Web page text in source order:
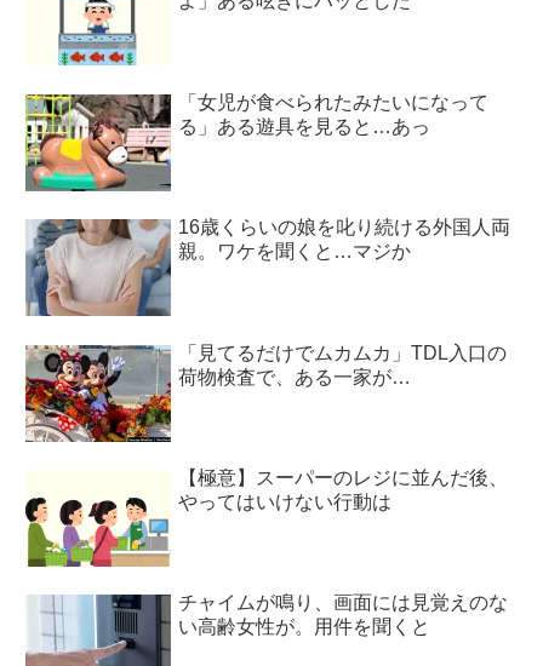
「女児が食べられたみたいになって
る」ある遊具を見ると…あっ
16歳くらいの娘を叱り続ける外国人両
親。ワケを聞くと…マジか
「見てるだけでムカムカ」TDL入口の
荷物検査で、ある一家が…
【極意】スーパーのレジに並んだ後、
やってはいけない行動は
チャイムが鳴り、画面には見覚えのな
い高齢女性が。用件を聞くと